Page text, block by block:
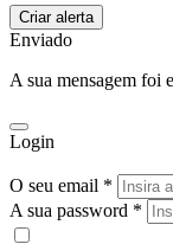
Enviado
A sua mensagem foi
Login
O seu email *
A sua password *